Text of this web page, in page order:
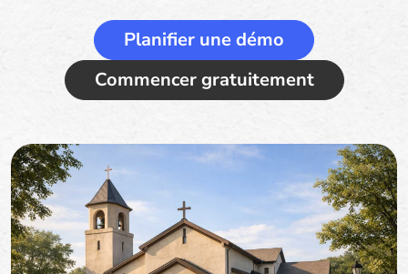
Planifier une démo
Commencer gratuitement